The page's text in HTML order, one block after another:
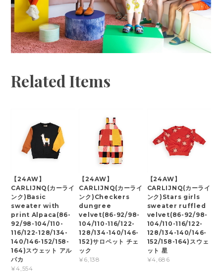
Related Items
【24AW】
CARLIJNQ(カーライ
ンク)Basic
sweater with
print Alpaca(86-
92/98-104/110-
116/122-128/134-
140/146-152/158-
164)スウェット アル
パカ
¥4,554
【24AW】
CARLIJNQ(カーライ
ンク)Checkers
dungree
velvet(86-92/98-
104/110-116/122-
128/134-140/146-
152)サロペット チェ
ック
¥6,138
【24AW】
CARLIJNQ(カーライ
ンク)Stars girls
sweater ruffled
velvet(86-92/98-
104/110-116/122-
128/134-140/146-
152/158-164)スウェ
ット 星
¥4,686